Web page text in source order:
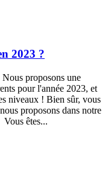
2023 ?
proposons une
pour l'année 2023, et
niveaux ! Bien sûr, vous
proposons dans notre
êtes...